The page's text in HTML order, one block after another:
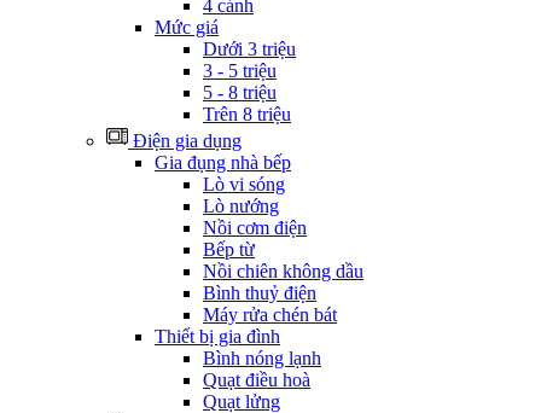
4 cánh
Mức giá
Dưới 3 triệu
3 - 5 triệu
5 - 8 triệu
Trên 8 triệu
Điện gia dụng
Gia đụng nhà bếp
Lò vi sóng
Lò nướng
Nồi cơm điện
Bếp từ
Nồi chiên không dầu
Bình thuỷ điện
Máy rửa chén bát
Thiết bị gia đình
Bình nóng lạnh
Quạt điều hoà
Quạt lửng